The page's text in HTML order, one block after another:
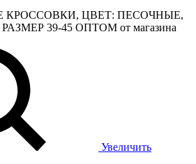
Увеличить